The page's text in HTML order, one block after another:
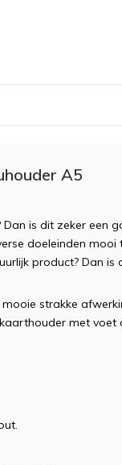
A5
is dit zeker een
doeleinden mooi
product? Dan is
strakke
met voet